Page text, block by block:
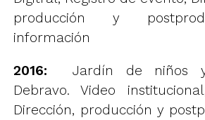
producción y
información
2016: Jardín de niños y
Debravo. Video
Dirección, producción y